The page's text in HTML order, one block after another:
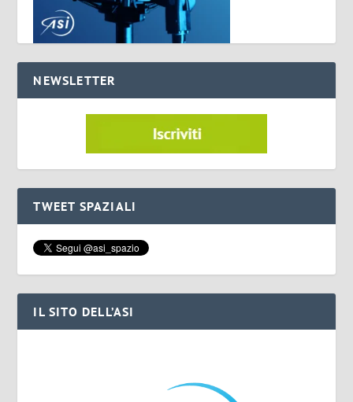
NEWSLETTER
TWEET SPAZIALI
IL SITO DELL’ASI